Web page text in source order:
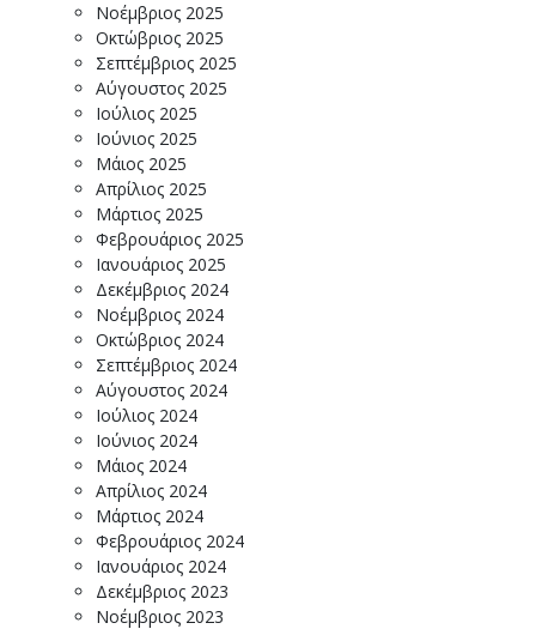
Νοέμβριος 2025
Οκτώβριος 2025
Σεπτέμβριος 2025
Αύγουστος 2025
Ιούλιος 2025
Ιούνιος 2025
Μάιος 2025
Απρίλιος 2025
Μάρτιος 2025
Φεβρουάριος 2025
Ιανουάριος 2025
Δεκέμβριος 2024
Νοέμβριος 2024
Οκτώβριος 2024
Σεπτέμβριος 2024
Αύγουστος 2024
Ιούλιος 2024
Ιούνιος 2024
Μάιος 2024
Απρίλιος 2024
Μάρτιος 2024
Φεβρουάριος 2024
Ιανουάριος 2024
Δεκέμβριος 2023
Νοέμβριος 2023